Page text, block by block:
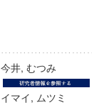
今井, むつみ
イマイ, ムツミ